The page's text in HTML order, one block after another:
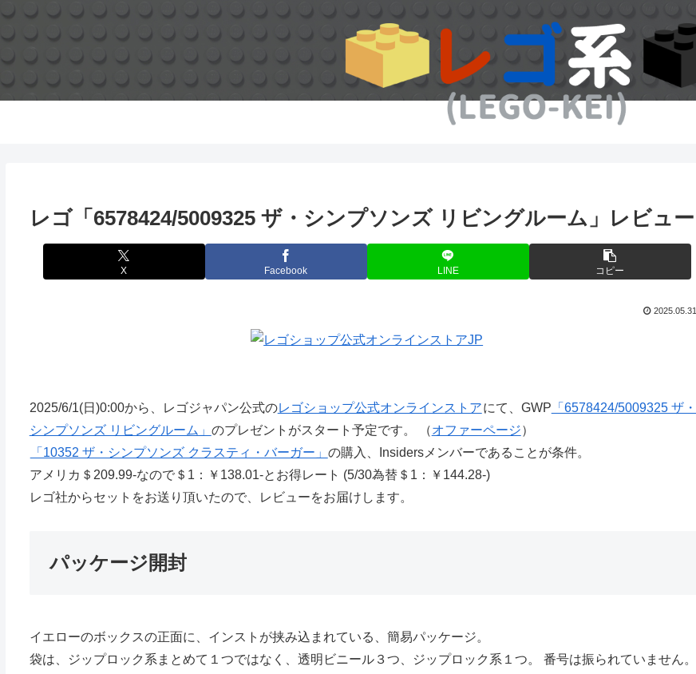
レゴ「6578424/5009325 ザ・シンプソンズ リビングルーム」レビュー
X Facebook LINE コピー
2025.05.31
2025/6/1(日)0:00から、レゴジャパン公式のレゴショップ公式オンラインストアにて、GWP 「6578424/5009325 ザ・
シンプソンズ リビングルーム」 のプレゼントがスタート予定です。 （オファーページ）
「10352 ザ・シンプソンズ クラスティ・バーガー」 の購入、Insidersメンバーであることが条件。
アメリカ＄209.99-なので＄1：￥138.01-とお得レート (5/30為替＄1：￥144.28-)
レゴ社からセットをお送り頂いたので、レビューをお届けします。
パッケージ開封
イエローのボックスの正面に、インストが挟み込まれている、簡易パッケージ。
袋は、ジップロック系まとめて１つではなく、透明ビニール３つ、ジップロック系１つ。 番号は振られていません。